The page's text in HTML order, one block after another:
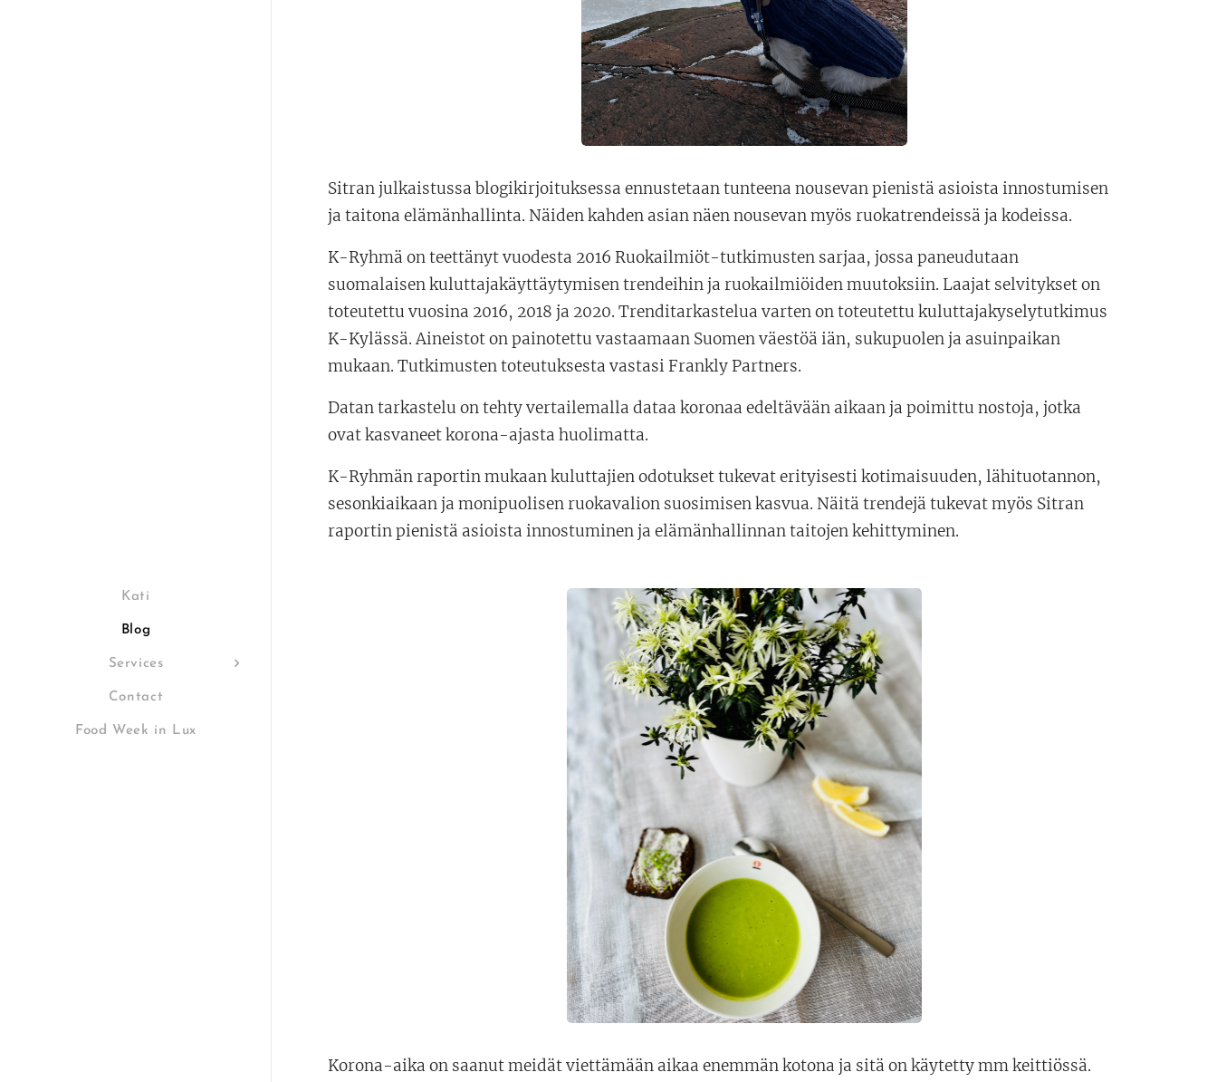
Kati
Blog
Services
Contact
Food Week in Lux
Sitran julkaistussa blogikirjoituksessa ennustetaan tunteena nousevan pienistä asioista innostumisen
ja taitona elämänhallinta. Näiden kahden asian näen nousevan myös ruokatrendeissä ja kodeissa.
K-Ryhmä on teettänyt vuodesta 2016 Ruokailmiöt-tutkimusten sarjaa, jossa paneudutaan
suomalaisen kuluttajakäyttäytymisen trendeihin ja ruokailmiöiden muutoksiin. Laajat selvitykset on
toteutettu vuosina 2016, 2018 ja 2020. Trenditarkastelua varten on toteutettu kuluttajakyselytutkimus
K-Kylässä. Aineistot on painotettu vastaamaan Suomen väestöä iän, sukupuolen ja asuinpaikan
mukaan. Tutkimusten toteutuksesta vastasi Frankly Partners.
Datan tarkastelu on tehty vertailemalla dataa koronaa edeltävään aikaan ja poimittu nostoja, jotka
ovat kasvaneet korona-ajasta huolimatta.
K-Ryhmän raportin mukaan kuluttajien odotukset tukevat erityisesti kotimaisuuden, lähituotannon,
sesonkiaikaan ja monipuolisen ruokavalion suosimisen kasvua. Näitä trendejä tukevat myös Sitran
raportin pienistä asioista innostuminen ja elämänhallinnan taitojen kehittyminen.
Korona-aika on saanut meidät viettämään aikaa enemmän kotona ja sitä on käytetty mm keittiössä.